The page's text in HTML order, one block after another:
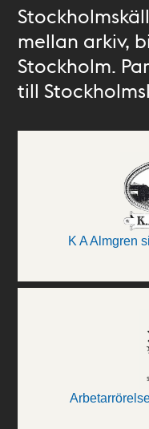
mellan arkiv,
Stockholm.
till
K A Almgren